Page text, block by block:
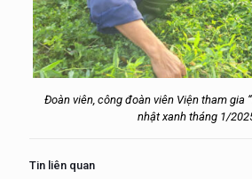
Đoàn viên, công đoàn viên Viện tham gia
nhật xanh tháng 1/
Tin liên quan